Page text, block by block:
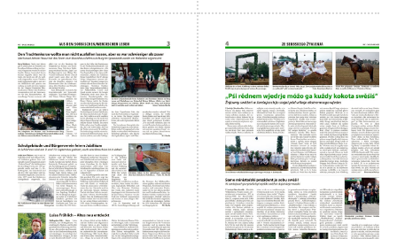
cełe wudaśe k
lazowanju online
archiw slědnych
wudaśow
fotografije
woglědaś, artikele
komentěrowaś
wót 14,40 € na lěto
(za abonentow
śišćanego wudaśa
jano 9 €)